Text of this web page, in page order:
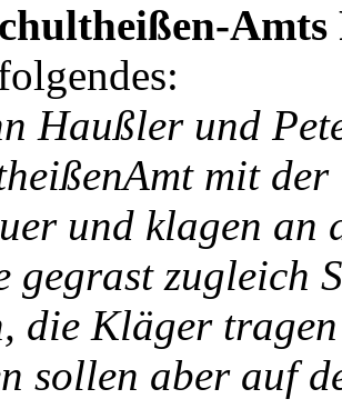
Haußler und
mit
und klagen an
gegrast zugleich
die Kläger
sollen aber auf